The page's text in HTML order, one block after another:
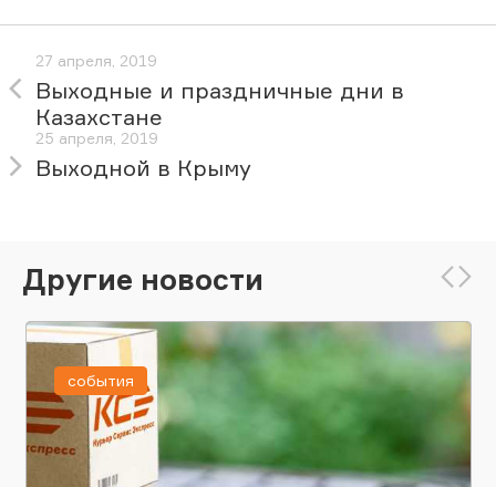
27 апреля, 2019
Выходные и праздничные дни в
Казахстане
25 апреля, 2019
Выходной в Крыму
Другие новости
события